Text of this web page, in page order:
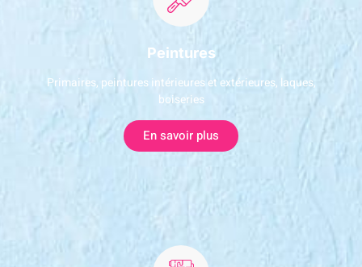
Peintures
Primaires, peintures intérieures et extérieures, laques,
boiseries
En savoir plus